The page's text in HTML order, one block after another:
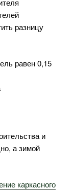
разницу
равен 0,15
и
а зимой
каркасного